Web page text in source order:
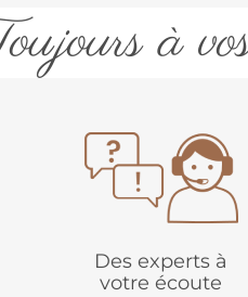
à
Des experts à
votre écoute